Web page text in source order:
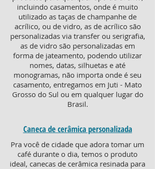
incluindo casamentos, onde é muito
utilizado as taças de champanhe de
acrílico, ou de vidro, as de acrílico são
personalizadas via transfer ou serigrafia,
as de vidro são personalizadas em
forma de jateamento, podendo utilizar
nomes, datas, silhuetas e até
monogramas, não importa onde é seu
casamento, entregamos em Juti - Mato
Grosso do Sul ou em qualquer lugar do
Brasil.
Caneca de cerâmica personalizada
Pra você de cidade que adora tomar um
café durante o dia, temos o produto
ideal, canecas de cerâmica resinada para